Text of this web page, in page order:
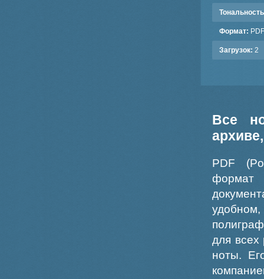
Формат: PDF
Загрузок: 2
Все
PDF
формат
для всех
ноты.